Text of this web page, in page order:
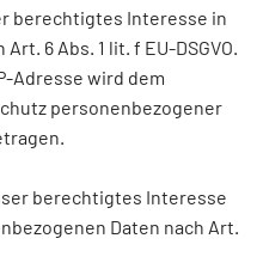
berechtigtes Interesse in
6 Abs. 1 lit. f EU-DSGVO.
Adresse wird dem
personenbezogener
berechtigtes Interesse
Daten nach Art.